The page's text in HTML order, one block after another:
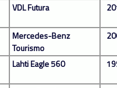
VDL Futura
Mercedes-Benz
Tourismo
Lahti Eagle 560